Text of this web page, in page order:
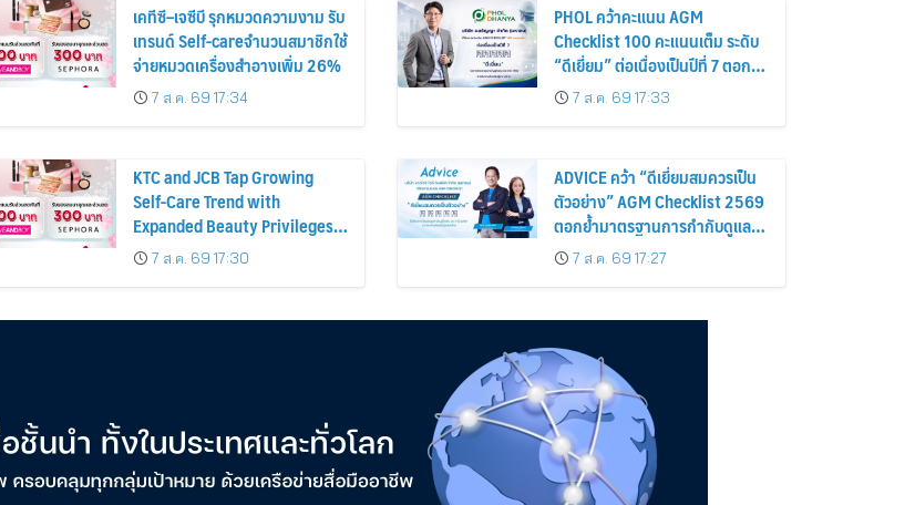
เคทีซี–เจซีบี รุกหมวดความงาม รับ
เทรนด์ Self-careจำนวนสมาชิกใช้
จ่ายหมวดเครื่องสำอางเพิ่ม 26%
7 ส.ค. 69 17:34
PHOL คว้าคะแนน AGM
Checklist 100 คะแนนเต็ม ระดับ
“ดีเยี่ยม” ต่อเนื่องเป็นปีที่ 7 ตอกย้ำ
การดำเนินธุรกิจตามหลักธรรมาภิ
บาล โปร่งใส สร้างความเชื่อมั่นผู้
7 ส.ค. 69 17:33
KTC and JCB Tap Growing
Self-Care Trend with
Expanded Beauty Privileges
Number of KTC JCB
Cardmembers Spending on
7 ส.ค. 69 17:30
ADVICE คว้า “ดีเยี่ยมสมควรเป็น
ตัวอย่าง” AGM Checklist 2569
ตอกย้ำมาตรฐานการกำกับดูแล
กิจการที่ดี
7 ส.ค. 69 17:27